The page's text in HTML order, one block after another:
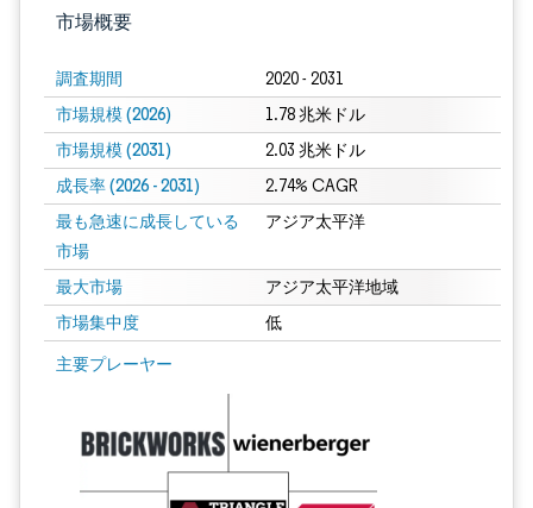
市場概要
調査期間 2020 - 2031
市場規模 (2026) 1.78 兆米ドル
市場規模 (2031) 2.03 兆米ドル
成長率 (2026 - 2031) 2.74% CAGR
最も急速に成長している
市場
アジア太平洋
最大市場 アジア太平洋地域
市場集中度 低
主要プレーヤー
画像 © Mordor Intelligence。再利用にはCC BY 4.0の表示が必要です。